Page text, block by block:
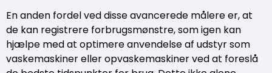
En anden fordel ved disse avancerede målere er, at
de kan registrere forbrugsmønstre, som igen kan
hjælpe med at optimere anvendelse af udstyr som
vaskemaskiner eller opvaskemaskiner ved at foreslå